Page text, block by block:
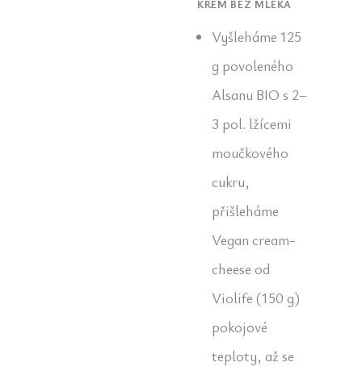
KRÉM BEZ MLÉKA
Vyšleháme 125
g povoleného
Alsanu BIO s 2–
3 pol. lžícemi
moučkového
cukru,
přišleháme
Vegan cream-
cheese od
Violife (150 g)
pokojové
teploty, až se